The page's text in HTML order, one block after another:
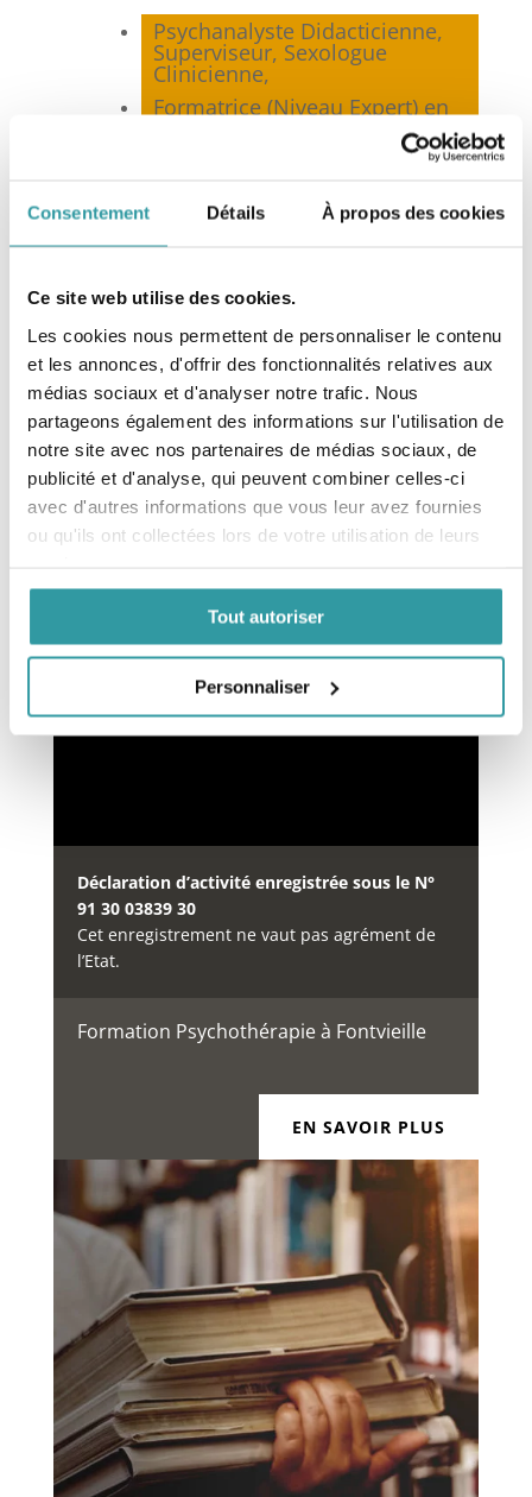
Consentement Détails À propos des cookies
Ce site web utilise des cookies.
Les cookies nous permettent de personnaliser le contenu
et les annonces, d'offrir des fonctionnalités relatives aux
médias sociaux et d'analyser notre trafic. Nous
partageons également des informations sur l'utilisation de
notre site avec nos partenaires de médias sociaux, de
publicité et d'analyse, qui peuvent combiner celles-ci
avec d'autres informations que vous leur avez fournies
ou qu'ils ont collectées lors de votre utilisation de leurs
Tout autoriser
Personnaliser
Psychanalyste Didacticienne,
Superviseur, Sexologue
Clinicienne,
Formatrice (Niveau Expert) en
Nationale de Psychanalyse
(FNP)*, Marseille,
de Psychanalyse
Membre du Syndicat National
des Sexologues Cliniciens
(SNSC), Toulouse,
Membre de la Société
Française de Sexologie
Clinique (SFSC), Paris.
Financement des formations
répertoireDataDock
depuis le 15/05/2019 sous lenuméro 0064234.
Déclaration d’activité enregistrée sous le N°
91 30 03839 30
Cet enregistrement ne vaut pas agrément de
l’Etat.
Formation Psychothérapie à Fontvieille
EN SAVOIR PLUS